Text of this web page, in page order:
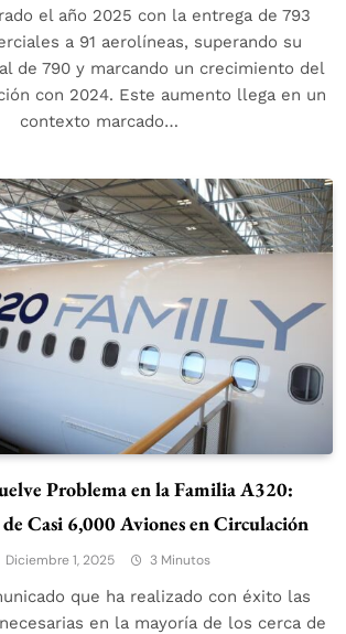
el año 2025 con la entrega de 793
a 91 aerolíneas, superando su
de 790 y marcando un crecimiento del
con 2024. Este aumento llega en un
contexto marcado…
Problema en la Familia A320:
Casi 6,000 Aviones en Circulación
Diciembre 1, 2025 3 Minutos
que ha realizado con éxito las
en la mayoría de los cerca de